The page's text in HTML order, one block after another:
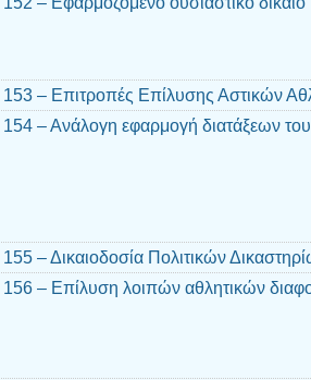
– Επιτροπές Επίλυσης Αστικών
– Ανάλογη εφαρμογή διατάξεων του
– Δικαιοδοσία Πολιτικών
– Επίλυση λοιπών αθλητικών